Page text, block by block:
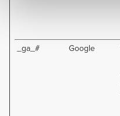
_ga_# Google